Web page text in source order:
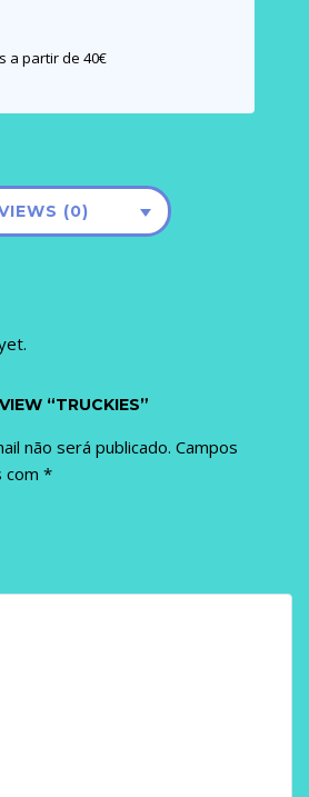
a partir de 40€
(0)
“TRUCKIES”
não será publicado. Campos
com *